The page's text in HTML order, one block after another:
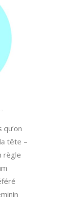
tête –
règle